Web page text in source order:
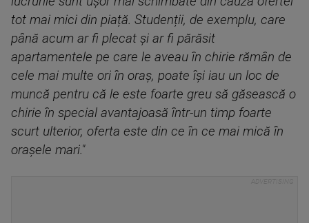
tot mai mici din piață. Studenții, de exemplu, care
până acum ar fi plecat și ar fi părăsit
apartamentele pe care le aveau în chirie rămân de
cele mai multe ori în oraș, poate își iau un loc de
muncă pentru că le este foarte greu să găsească o
chirie în special avantajoasă într-un timp foarte
scurt ulterior, oferta este din ce în ce mai mică în
orașele mari."